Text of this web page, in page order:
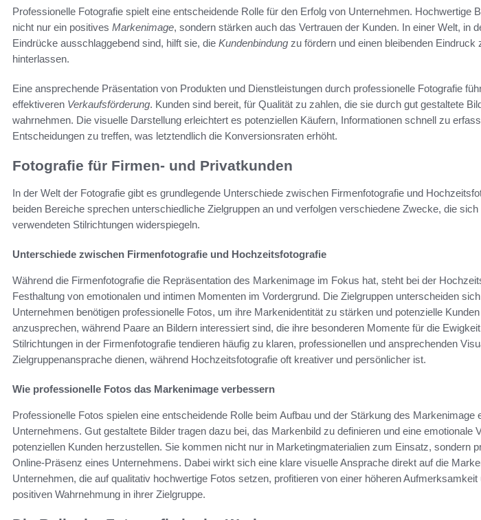
Professionelle Fotografie spielt eine entscheidende Rolle für den Erfolg von Unternehmen. Hochwertige
nicht nur ein positives Markenimage, sondern stärken auch das Vertrauen der Kunden. In einer Welt, in
Eindrücke ausschlaggebend sind, hilft sie, die Kundenbindung zu fördern und einen bleibenden Eindruck
hinterlassen.
Eine ansprechende Präsentation von Produkten und Dienstleistungen durch professionelle Fotografie
effektiveren Verkaufsförderung. Kunden sind bereit, für Qualität zu zahlen, die sie durch gut gestaltete
wahrnehmen. Die visuelle Darstellung erleichtert es potenziellen Käufern, Informationen schnell zu
Entscheidungen zu treffen, was letztendlich die Konversionsraten erhöht.
Fotografie für Firmen- und Privatkunden
In der Welt der Fotografie gibt es grundlegende Unterschiede zwischen Firmenfotografie und
beiden Bereiche sprechen unterschiedliche Zielgruppen an und verfolgen verschiedene Zwecke, die sich
verwendeten Stilrichtungen widerspiegeln.
Unterschiede zwischen Firmenfotografie und Hochzeitsfotografie
Während die Firmenfotografie die Repräsentation des Markenimage im Fokus hat, steht bei der
Festhaltung von emotionalen und intimen Momenten im Vordergrund. Die Zielgruppen unterscheiden
Unternehmen benötigen professionelle Fotos, um ihre Markenidentität zu stärken und potenzielle Kunden
anzusprechen, während Paare an Bildern interessiert sind, die ihre besonderen Momente für die
Stilrichtungen in der Firmenfotografie tendieren häufig zu klaren, professionellen und ansprechenden
Zielgruppenansprache dienen, während Hochzeitsfotografie oft kreativer und persönlicher ist.
Wie professionelle Fotos das Markenimage verbessern
Professionelle Fotos spielen eine entscheidende Rolle beim Aufbau und der Stärkung des Markenimage
Unternehmens. Gut gestaltete Bilder tragen dazu bei, das Markenbild zu definieren und eine emotionale
potenziellen Kunden herzustellen. Sie kommen nicht nur in Marketingmaterialien zum Einsatz, sondern
Online-Präsenz eines Unternehmens. Dabei wirkt sich eine klare visuelle Ansprache direkt auf die
Unternehmen, die auf qualitativ hochwertige Fotos setzen, profitieren von einer höheren Aufmerksamkeit
positiven Wahrnehmung in ihrer Zielgruppe.